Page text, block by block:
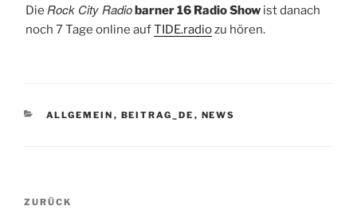
Die Rock City Radiobarner 16 Radio Show ist danach
noch 7 Tage online aufTIDE.radiozu hören.
KATEGORIEN
ALLGEMEIN , BEITRAG_DE , NEWS
Beitragsnavigation
Vorheriger
ZURÜCK